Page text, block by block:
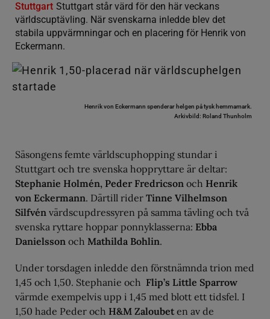
Stuttgart Stuttgart står värd för den här veckans
världscuptävling. När svenskarna inledde blev det
stabila uppvärmningar och en placering för Henrik von
Eckermann.
Henrik von Eckermann spenderar helgen på tysk hemmamark.
Arkivbild: Roland Thunholm
Säsongens femte världscuphopping stundar i
Stuttgart och tre svenska hoppryttare är deltar:
Stephanie Holmén, Peder Fredricson och Henrik
von Eckermann. Därtill rider Tinne Vilhelmson
Silfvén värdscupdressyren på samma tävling och två
svenska ryttare hoppar ponnyklasserna: Ebba
Danielsson och Mathilda Bohlin.
Under torsdagen inledde den förstnämnda trion med
1,45 och 1,50. Stephanie och Flip’s Little Sparrow
värmde exempelvis upp i 1,45 med blott ett tidsfel. I
1,50 hade Peder och H&M Zaloubeten av de